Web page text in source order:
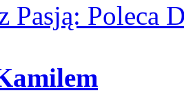
Pasją: Poleca